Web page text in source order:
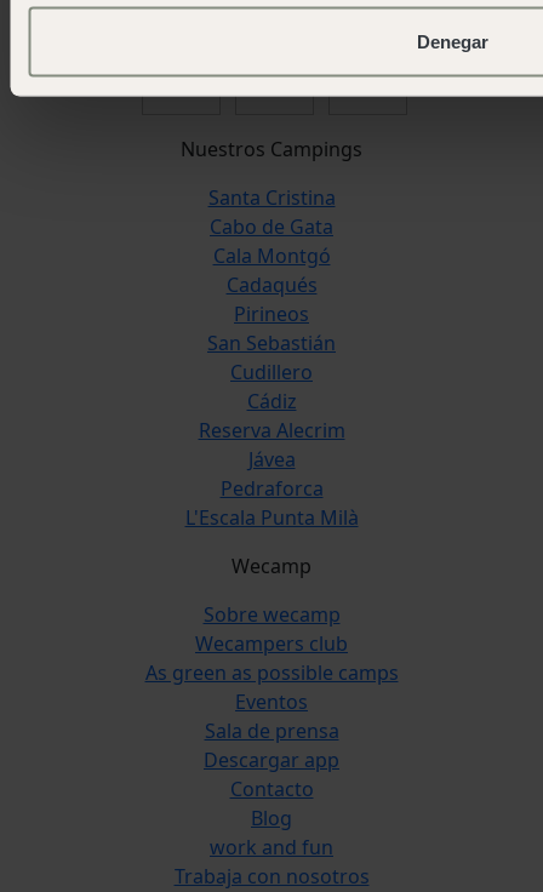
Denegar
Nuestros Campings
Santa Cristina
Cabo de Gata
Cala Montgó
Cadaqués
Pirineos
San Sebastián
Cudillero
Cádiz
Reserva Alecrim
Jávea
Pedraforca
L'Escala Punta Milà
Wecamp
Sobre wecamp
Wecampers club
As green as possible camps
Eventos
Sala de prensa
Descargar app
Contacto
Blog
work and fun
Trabaja con nosotros